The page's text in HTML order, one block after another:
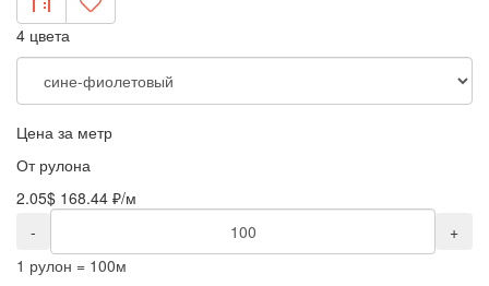
4 цвета
Цена за метр
От рулона
2.05$ 168.44 ₽/м
-
+
1 рулон = 100м